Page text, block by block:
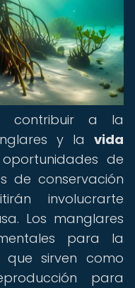
contribuir a la
y la vida
de
de conservación
involucrarte
Los manglares
para la
que sirven como
para